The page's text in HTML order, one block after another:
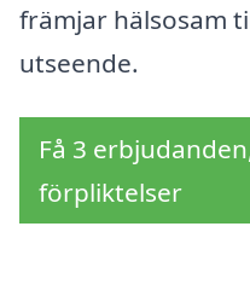
främjar hälsosam
utseende.
Få 3
förpliktelser